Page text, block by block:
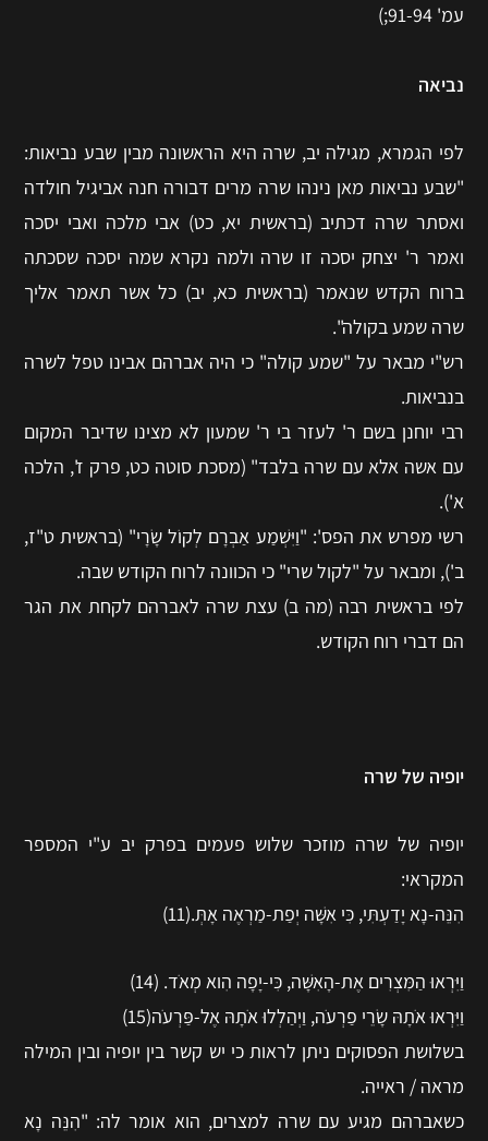
עמ' 91-94;)
נביאה
לפי הגמרא, מגילה יב, שרה היא הראשונה מבין שבע נביאות:
"שבע נביאות מאן נינהו שרה מרים דבורה חנה אביגיל חולדה
ואסתר שרה דכתיב (בראשית יא, כט) אבי מלכה ואבי יסכה
ואמר ר' יצחק יסכה זו שרה ולמה נקרא שמה יסכה שסכתה
ברוח הקדש שנאמר (בראשית כא, יב) כל אשר תאמר אליך
שרה שמע בקולה".
רש"י מבאר על "שמע קולה" כי היה אברהם אבינו טפל לשרה
בנביאות.
רבי יוחנן בשם ר' לעזר בי ר' שמעון לא מצינו שדיבר המקום
עם אשה אלא עם שרה בלבד" (מסכת סוטה כט, פרק ז', הלכה
א').
רשי מפרש את הפס': "וַיִּשְׁמַע אַבְרָם לְקוֹל שָׂרָי" (בראשית ט"ז,
ב'), ומבאר על "לקול שרי" כי הכוונה לרוח הקודש שבה.
לפי בראשית רבה (מה ב) עצת שרה לאברהם לקחת את הגר
הם דברי רוח הקודש.
יופיה של שרה
יופיה של שרה מוזכר שלוש פעמים בפרק יב ע"י המספר
המקראי:
הִנֵּה-נָא יָדַעְתִּי, כִּי אִשָּׁה יְפַת-מַרְאֶה אָתְּ.(11)
וַיִּרְאוּ הַמִּצְרִים אֶת-הָאִשָּׁה, כִּי-יָפָה הִוא מְאֹד. (14)
וַיִּרְאוּ אֹתָהּ שָׂרֵי פַרְעֹה, וַיְהַלְלוּ אֹתָהּ אֶל-פַּרְעֹה(15)
בשלושת הפסוקים ניתן לראות כי יש קשר בין יופיה ובין המילה
מראה / ראייה.
כשאברהם מגיע עם שרה למצרים, הוא אומר לה: "הִנֵּה נָא